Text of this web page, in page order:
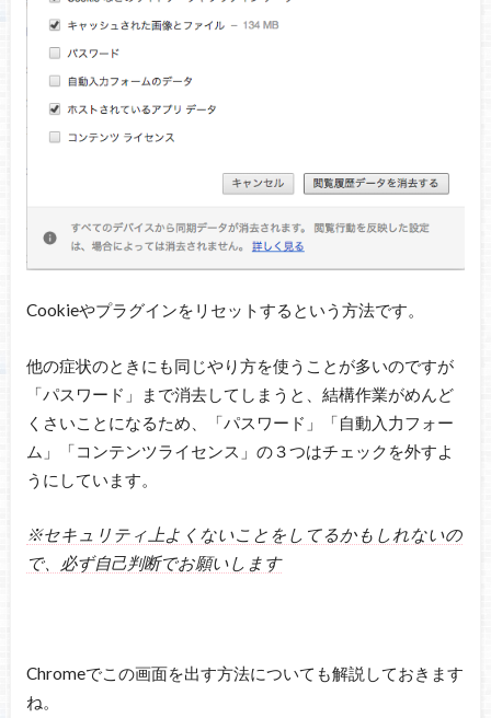
Cookieやプラグインをリセットするという方法です。
他の症状のときにも同じやり方を使うことが多いのですが
「パスワード」まで消去してしまうと、結構作業がめんど
くさいことになるため、「パスワード」「自動入力フォー
ム」「コンテンツライセンス」の３つはチェックを外すよ
うにしています。
※セキュリティ上よくないことをしてるかもしれないの
で、必ず自己判断でお願いします
Chromeでこの画面を出す方法についても解説しておきます
ね。